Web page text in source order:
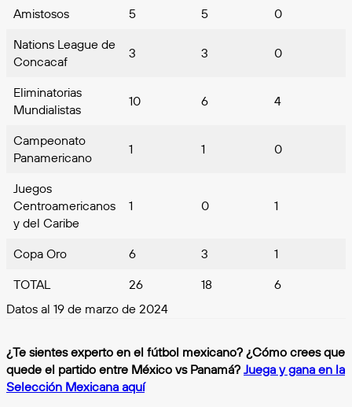
Amistosos 5 5 0
Nations League de
Concacaf
3 3 0
Eliminatorias
Mundialistas
10 6 4
Campeonato
Panamericano
1 1 0
Juegos
Centroamericanos
y del Caribe
1 0 1
Copa Oro 6 3 1
TOTAL 26 18
6
Datos al 19 de marzo de 2024
¿Te sientes experto en el fútbol mexicano? ¿Cómo crees que
quede el partido entre México vs Panamá? Juega y gana en la
Selección Mexicana aquí